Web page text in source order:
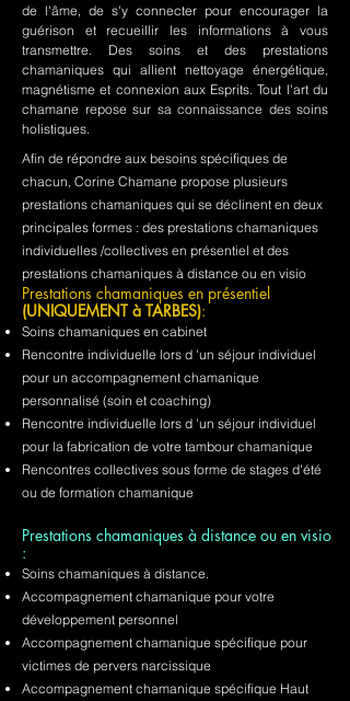
de l'âme, de s'y connecter pour encourager la
guérison et recueillir les informations à vous
transmettre. Des soins et des prestations
chamaniques qui allient nettoyage énergétique,
magnétisme et connexion aux Esprits. Tout l'art du
chamane repose sur sa connaissance des soins
holistiques.
Afin de répondre aux besoins spécifiques de
chacun, Corine Chamane propose plusieurs
prestations chamaniques qui se déclinent en deux
principales formes : des prestations chamaniques
individuelles /collectives en présentiel et des
prestations chamaniques à distance ou en visio
Prestations chamaniques en présentiel
(UNIQUEMENT à TARBES):
Soins chamaniques en cabinet
Rencontre individuelle lors d 'un séjour individuel
pour un accompagnement chamanique
personnalisé (soin et coaching)
Rencontre individuelle lors d 'un séjour individuel
pour la fabrication de votre tambour chamanique
Rencontres collectives sous forme de stages d'été
ou de formation chamanique
Prestations chamaniques à distance ou en visio
:
Soins chamaniques à distance.
Accompagnement chamanique pour votre
développement personnel
Accompagnement chamanique spécifique pour
victimes de pervers narcissique
Accompagnement chamanique spécifique Haut